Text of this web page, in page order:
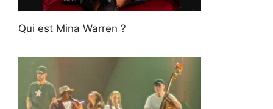
Qui est Mina Warren ?